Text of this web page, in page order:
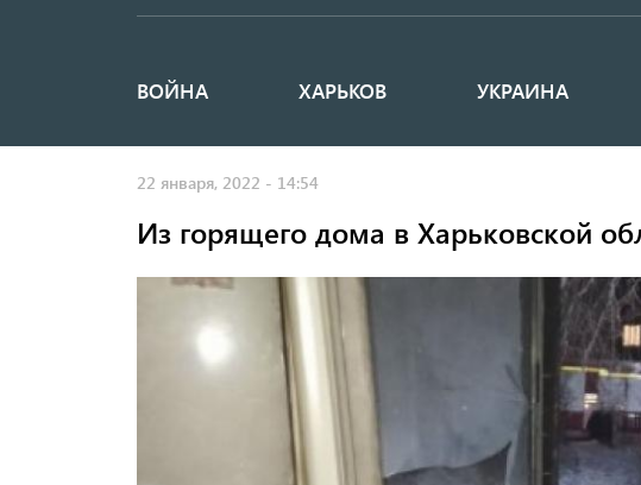
Основная
ВОЙНА ХАРЬКОВ УКРАИНА
22 января, 2022 - 14:54
Из горящего дома в Харьковской